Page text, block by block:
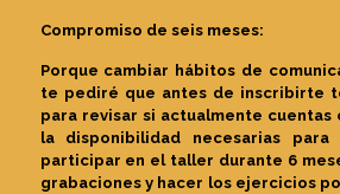
Compromiso de seis meses:
Porque cambiar hábitos de
te pediré que antes de inscribirte
para revisar si actualmente cuentas
la disponibilidad necesarias
participar en el taller durante 6
grabaciones y hacer los ejercicios